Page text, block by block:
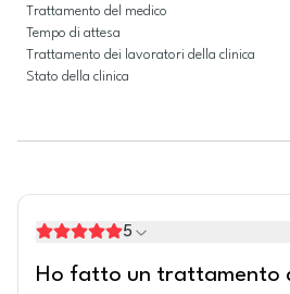
Trattamento del medico
Tempo di attesa
Trattamento dei lavoratori della clinica
Stato della clinica
5
Ho fatto un trattamento